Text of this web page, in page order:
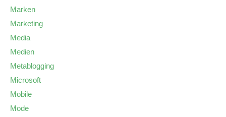
Marken
Marketing
Media
Medien
Metablogging
Microsoft
Mobile
Mode